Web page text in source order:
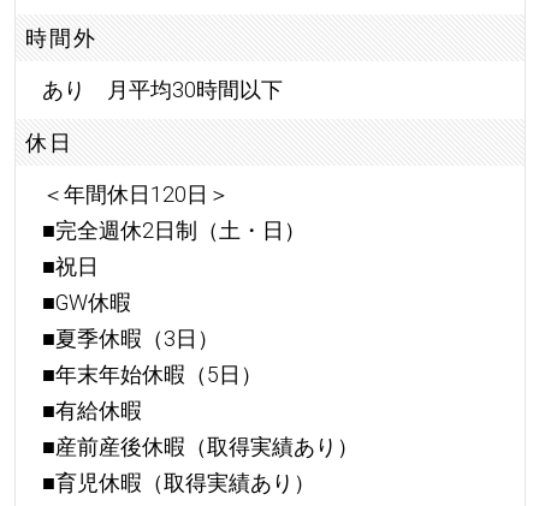
時間外
あり 月平均30時間以下
休日
＜年間休日120日＞
■完全週休2日制（土・日）
■祝日
■GW休暇
■夏季休暇（3日）
■年末年始休暇（5日）
■有給休暇
■産前産後休暇（取得実績あり）
■育児休暇（取得実績あり）